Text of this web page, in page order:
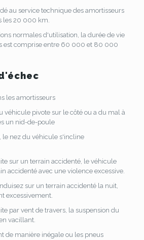
au service technique des amortisseurs
les 20 000 km.
normales d'utilisation, la durée de vie
est comprise entre 60 000 et 80 000
les amortisseurs
véhicule pivote sur le côté ou a du mal à
un nid-de-poule
le nez du véhicule s'incline
sur un terrain accidenté, le véhicule
accidenté avec une violence excessive.
sur un terrain accidenté la nuit,
excessivement.
par vent de travers, la suspension du
vacillant.
de manière inégale ou les pneus